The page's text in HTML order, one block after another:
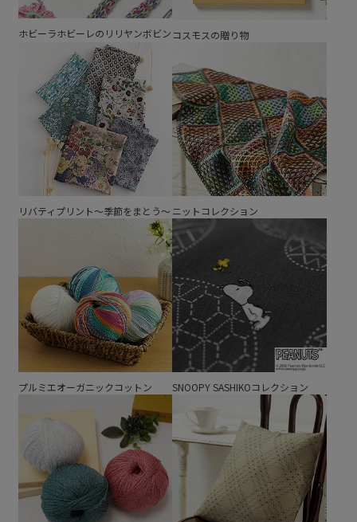
ホビーラホビーレのリリヤンボビン コスモスの贈り物
リバティプリント～季節をまとう～ ニットコレクション
プルミエオーガニックコットン SNOOPY SASHIKOコレクション